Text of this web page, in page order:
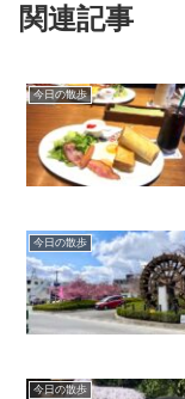
関連記事
今日の散歩
今日の散歩
今日の散歩